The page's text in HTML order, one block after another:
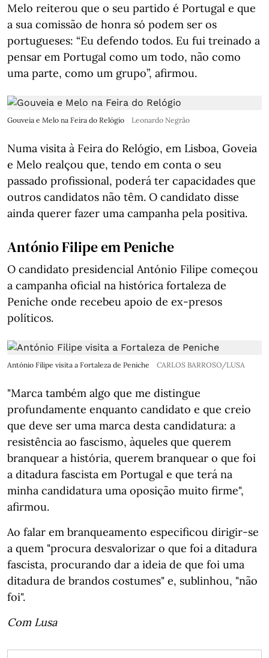
Melo reiterou que o seu partido é Portugal e que
a sua comissão de honra só podem ser os
portugueses: “Eu defendo todos. Eu fui treinado a
pensar em Portugal como um todo, não como
uma parte, como um grupo”, afirmou.
Gouveia e Melo na Feira do Relógio Leonardo Negrão
Numa visita à Feira do Relógio, em Lisboa, Goveia
e Melo realçou que, tendo em conta o seu
passado profissional, poderá ter capacidades que
outros candidatos não têm. O candidato disse
ainda querer fazer uma campanha pela positiva.
António Filipe em Peniche
O candidato presidencial António Filipe começou
a campanha oficial na histórica fortaleza de
Peniche onde recebeu apoio de ex-presos
políticos.
António Filipe visita a Fortaleza de Peniche CARLOS BARROSO/LUSA
"Marca também algo que me distingue
profundamente enquanto candidato e que creio
que deve ser uma marca desta candidatura: a
resistência ao fascismo, àqueles que querem
branquear a história, querem branquear o que foi
a ditadura fascista em Portugal e que terá na
minha candidatura uma oposição muito firme",
afirmou.
Ao falar em branqueamento especificou dirigir-se
a quem "procura desvalorizar o que foi a ditadura
fascista, procurando dar a ideia de que foi uma
ditadura de brandos costumes" e, sublinhou, "não
foi".
Com Lusa